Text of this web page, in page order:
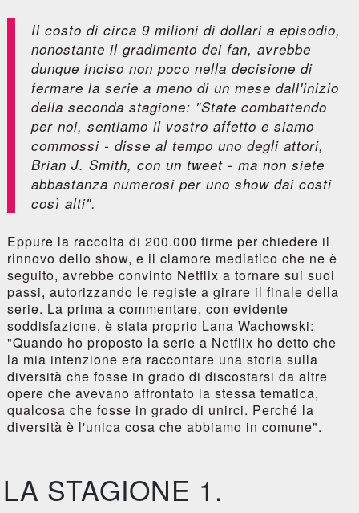
Il costo di circa 9 milioni di dollari a episodio,
nonostante il gradimento dei fan, avrebbe
dunque inciso non poco nella decisione di
fermare la serie a meno di un mese dall'inizio
della seconda stagione: "State combattendo
per noi, sentiamo il vostro affetto e siamo
commossi - disse al tempo uno degli attori,
Brian J. Smith, con un tweet - ma non siete
abbastanza numerosi per uno show dai costi
così alti".
Eppure la raccolta di 200.000 firme per chiedere il
rinnovo dello show, e il clamore mediatico che ne è
seguito, avrebbe convinto Netflix a tornare sui suoi
passi, autorizzando le registe a girare il finale della
serie. La prima a commentare, con evidente
soddisfazione, è stata proprio Lana Wachowski:
"Quando ho proposto la serie a Netflix ho detto che
la mia intenzione era raccontare una storia sulla
diversità che fosse in grado di discostarsi da altre
opere che avevano affrontato la stessa tematica,
qualcosa che fosse in grado di unirci. Perché la
diversità è l'unica cosa che abbiamo in comune".
LA STAGIONE 1.